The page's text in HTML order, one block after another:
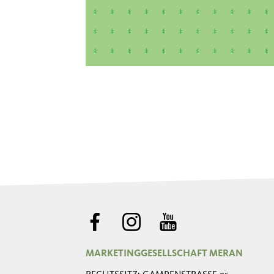
MARKETINGGESELLSCHAFT MERAN